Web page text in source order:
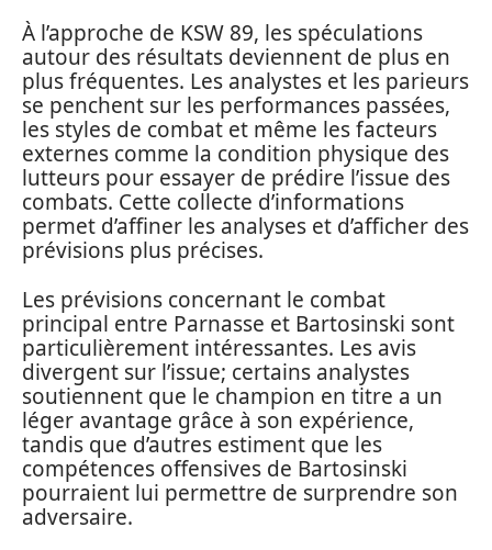
À l’approche de KSW 89, les spéculations
autour des résultats deviennent de plus en
plus fréquentes. Les analystes et les parieurs
se penchent sur les performances passées,
les styles de combat et même les facteurs
externes comme la condition physique des
lutteurs pour essayer de prédire l’issue des
combats. Cette collecte d’informations
permet d’affiner les analyses et d’afficher des
prévisions plus précises.
Les prévisions concernant le combat
principal entre Parnasse et Bartosinski sont
particulièrement intéressantes. Les avis
divergent sur l’issue; certains analystes
soutiennent que le champion en titre a un
léger avantage grâce à son expérience,
tandis que d’autres estiment que les
compétences offensives de Bartosinski
pourraient lui permettre de surprendre son
adversaire.